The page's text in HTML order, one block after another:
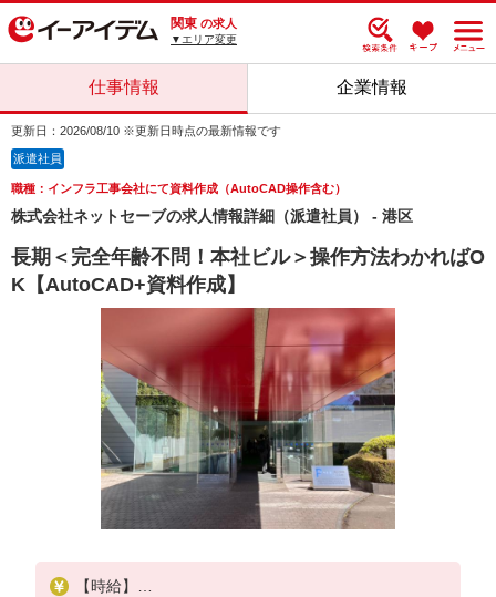
関東 の求人
▼エリア変更
仕事情報 企業情報
更新日：2026/08/10 ※更新日時点の最新情報です
派遣社員
職種：インフラ工事会社にて資料作成（AutoCAD操作含む）
株式会社ネットセーブの求人情報詳細（派遣社員） - 港区
長期＜完全年齢不問！本社ビル＞操作方法わかればO
K【AutoCAD+資料作成】
【時給】